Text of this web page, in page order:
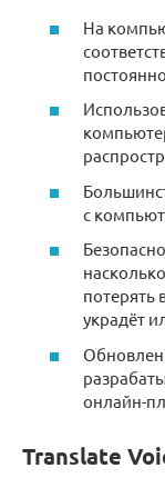
На
с
потерять
украдёт
онлайн-
Translate